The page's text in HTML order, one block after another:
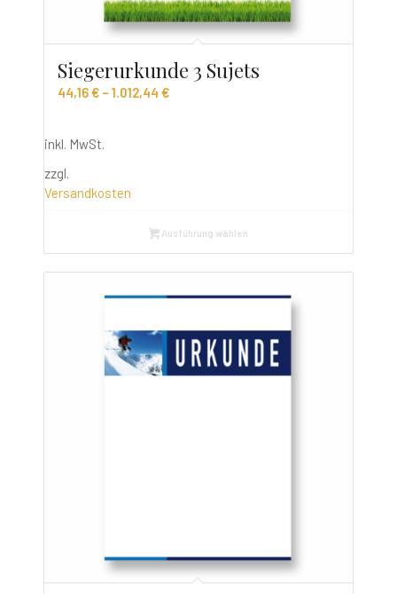
Siegerurkunde 3 Sujets
44,16€– 1.012,44 €
inkl. MwSt.
zzgl.
Versandkosten
Ausführung wählen